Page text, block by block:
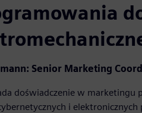
Senior Marketing
doświadczenie w
i elektronicznych